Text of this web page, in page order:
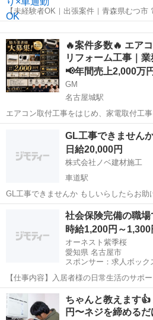
【未経験者OK｜出張案件｜青森県むつ市 電気工事
森県むつ市 📅工期 2026年8月15日～11月中旬予定 👷募集人数 5名 💰
単価 24,000円／日（税別・食費込み） ...
🔥案件多数🔥 エア
リフォーム工事｜
📢年間売上2,000万
GM
名古屋城駅
エアコン取付工事をはじめ、家電取付工
数の案件をご用意しております！ 大手家電量販店様をはじめ、不動産
管理会社様・建設会社様・工務店様・電
ど、多数の企業様とお取引しておりま...
名古屋城駅
GL工事できません
日給20,000円
株式会社ノベ建材施工
車道駅
GL工事できませんか もしいらしたらお助けいただけませんでしょう
か？ よろしくお願いします。
名古屋市 車道駅 その他
社会保険完備の職
時給1,200円～1,300
オーネスト紫季桜
愛知県 名古屋市
スポンサー：求人ボック
【仕事内容】入居者様の日常生活のサポ
入浴介助など 話し相手、ゲームなどをお
12ヶ月 契約更新の可能性あり(原則更新)
学歴、年齢、経験、資格不問...
アルバイト・パート
ちゃんと教えます
円〜ネジを締める